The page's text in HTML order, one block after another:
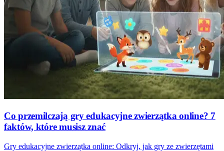
Co przemilczają gry edukacyjne zwierzątka online? 7
faktów, które musisz znać
Gry edukacyjne zwierzątka online: Odkryj, jak gry ze zwierzętami